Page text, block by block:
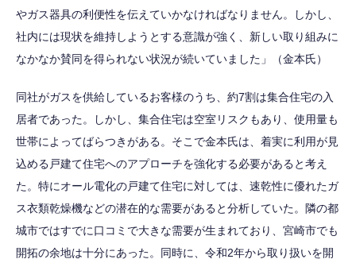
やガス器具の利便性を伝えていかなければなりません。しかし、
社内には現状を維持しようとする意識が強く、新しい取り組みに
なかなか賛同を得られない状況が続いていました」（金本氏）
同社がガスを供給しているお客様のうち、約7割は集合住宅の入
居者であった。しかし、集合住宅は空室リスクもあり、使用量も
世帯によってばらつきがある。そこで金本氏は、着実に利用が見
込める戸建て住宅へのアプローチを強化する必要があると考え
た。特にオール電化の戸建て住宅に対しては、速乾性に優れたガ
ス衣類乾燥機などの潜在的な需要があると分析していた。隣の都
城市ではすでに口コミで大きな需要が生まれており、宮崎市でも
開拓の余地は十分にあった。同時に、令和2年から取り扱いを開